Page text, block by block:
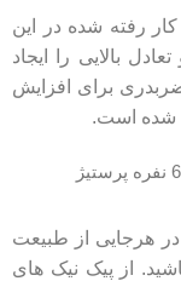
رفته شده در این
بالایی را ایجاد
برای افزایش
شده است.
4 نفره در هرجایی از طبیعت
از پیک نیک های